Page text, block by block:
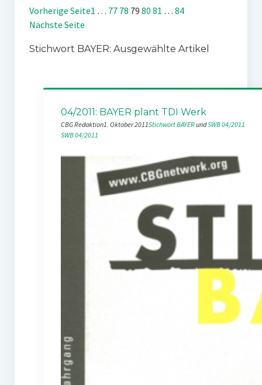
Vorherige Seite1 … 77 78 79 80 81 … 84
Nächste Seite
Stichwort BAYER: Ausgewählte Artikel
04/2011: BAYER plant TDI Werk
CBG Redaktion1. Oktober 2011Stichwort BAYER und SWB 04/2011
SWB 04/2011